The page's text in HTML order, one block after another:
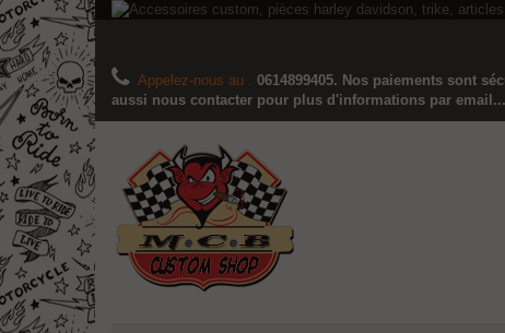
Appelez-nous au : 0614899405. Nos paiements sont
aussi nous contacter pour plus d'informations par